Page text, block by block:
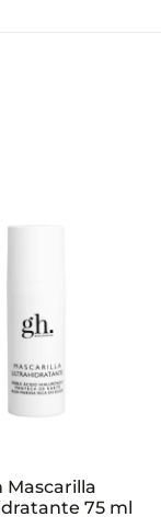
Mascarilla
75 ml